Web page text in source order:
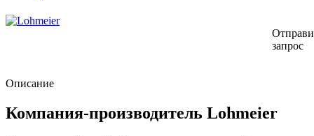
запрос
Описание
Компания-производитель Lohmeier